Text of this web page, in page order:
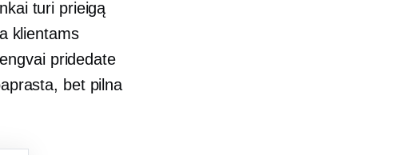
turi prieigą
klientams
pridedate
bet pilna